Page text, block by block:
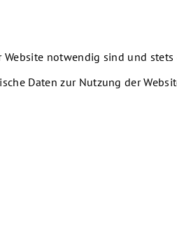
notwendig sind und
Daten zur Nutzung der